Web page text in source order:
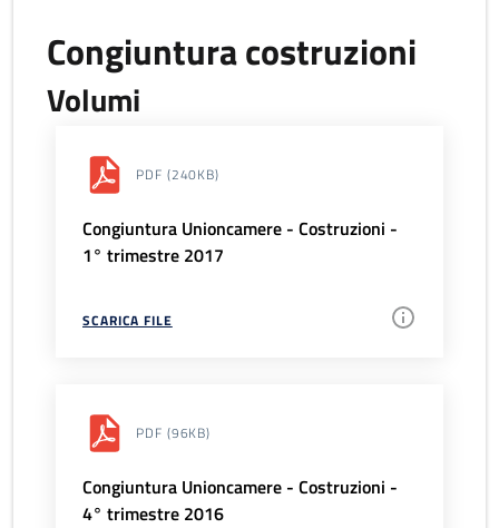
Congiuntura costruzioni
Volumi
PDF (240KB)
Congiuntura Unioncamere - Costruzioni -
1° trimestre 2017
SCARICA FILE
PDF (96KB)
Congiuntura Unioncamere - Costruzioni -
4° trimestre 2016